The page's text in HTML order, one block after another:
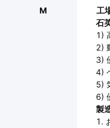
M
工
石
1)
2)
3)
4)
5)
6)
製
1.